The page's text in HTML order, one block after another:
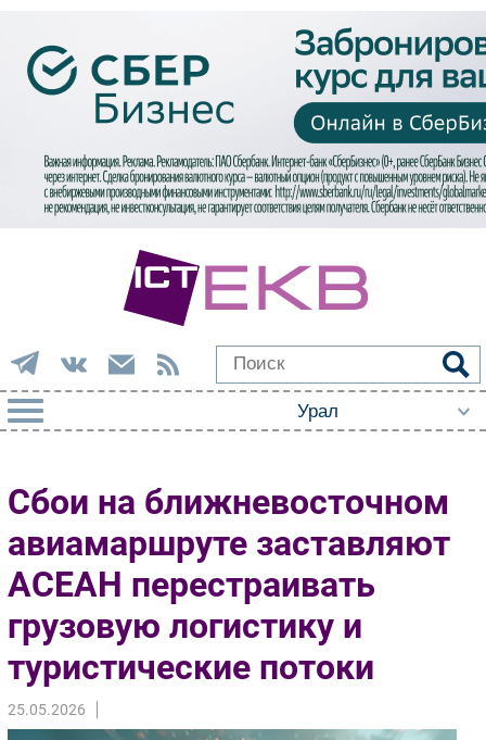
Импорто­замещение
Автоматизация Промышленности
Интернет
Мобильная связь
Фиксированная связь
Интеграция
Рынок ПК
Маркетинг
Сбои на ближневосточном
авиамаршруте заставляют
АСЕАН перестраивать
грузовую логистику и
туристические потоки
25.05.2026